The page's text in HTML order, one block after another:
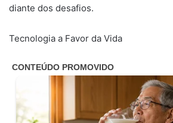
diante dos desafios.
Tecnologia a Favor da Vida